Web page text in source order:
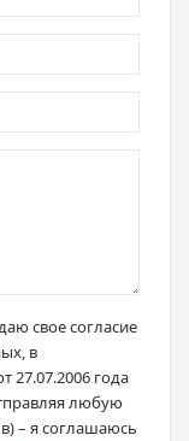
свое согласие
в
27.07.2006 года
любую
– я соглашаюсь